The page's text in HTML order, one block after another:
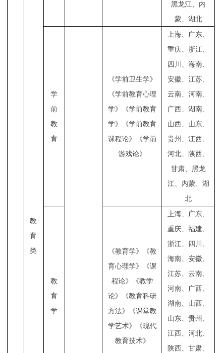
教
育
类
黑龙江、内
蒙、湖北
学
前
教
育
《学前卫生学》
《学前教育心理
学》《学前教育
学》《学前教育
课程论》《学前
游戏论》
上海、广东、
重庆、浙江、
四川、海南、
安徽、江苏、
云南、河南、
广西、湖南、
山西、山东、
贵州、江西、
河北、陕西、
甘肃、黑龙
江、内蒙、湖
北
教
育
学
《教育学》《教
育心理学》《课
程论》《教学
论》《教育科研
方法》《课堂教
学艺术》《现代
教育技术》
上海、广东、
重庆、福建、
浙江、四川、
海南、安徽、
江苏、云南、
河南、广西、
湖南、山西、
山东、贵州、
江西、河北、
陕西、甘肃、